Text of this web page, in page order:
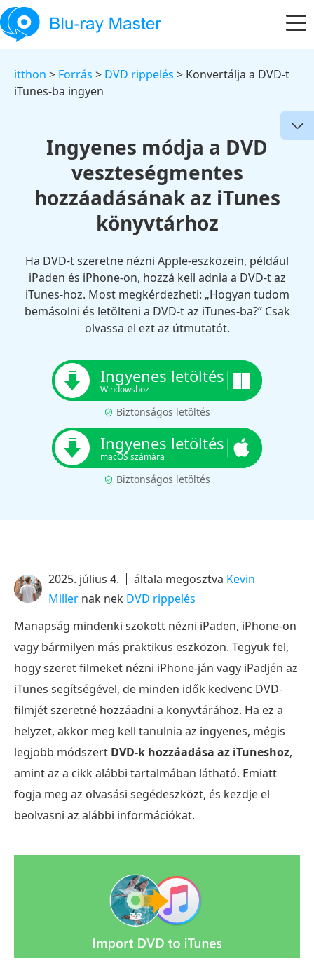
itthon > Forrás > DVD rippelés > Konvertálja a DVD-t
iTunes-ba ingyen
Ingyenes módja a DVD
veszteségmentes
hozzáadásának az iTunes
könyvtárhoz
Ha DVD-t szeretne nézni Apple-eszközein, például
iPaden és iPhone-on, hozzá kell adnia a DVD-t az
iTunes-hoz. Most megkérdezheti: „Hogyan tudom
bemásolni és letölteni a DVD-t az iTunes-ba?” Csak
olvassa el ezt az útmutatót.
Ingyenes letöltés
Windowshoz
Biztonságos letöltés
Ingyenes letöltés
macOS számára
Biztonságos letöltés
2025. július 4. általa megosztva Kevin
Miller nak nek DVD rippelés
Manapság mindenki szokott nézni iPaden, iPhone-on
vagy bármilyen más praktikus eszközön. Tegyük fel,
hogy szeret filmeket nézni iPhone-ján vagy iPadjén az
iTunes segítségével, de minden idők kedvenc DVD-
filmjét szeretné hozzáadni a könyvtárához. Ha ez a
helyzet, akkor meg kell tanulnia az ingyenes, mégis
legjobb módszert DVD-k hozzáadása az iTuneshoz,
amint az a cikk alábbi tartalmában látható. Emiatt
fogja meg az olvasási segédeszközt, és kezdje el
beolvasni az alábbi információkat.